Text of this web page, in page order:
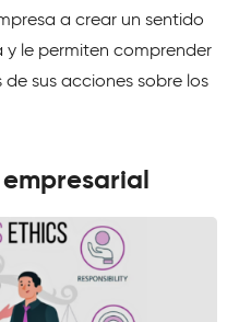
a crear un sentido
le permiten comprender
sus acciones sobre los